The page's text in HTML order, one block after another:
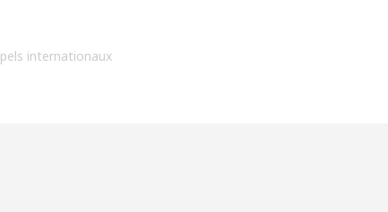
internationaux